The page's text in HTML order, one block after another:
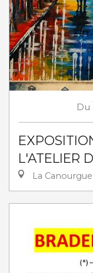
Du
L'ATELIER
La Canourgue